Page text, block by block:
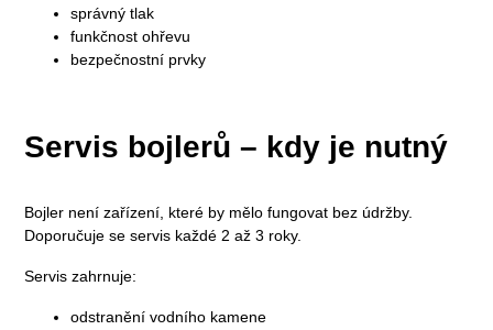
správný tlak
funkčnost ohřevu
bezpečnostní prvky
Servis bojlerů – kdy je nutný
Bojler není zařízení, které by mělo fungovat bez údržby.
Doporučuje se servis každé 2 až 3 roky.
Servis zahrnuje:
odstranění vodního kamene